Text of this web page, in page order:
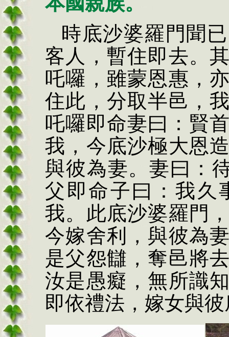
時底沙婆羅門聞
客人，暫住即去。
吒囉，雖蒙恩惠，
住此，分取半邑，
吒囉即命妻曰：賢
我，今底沙極大恩
與彼為妻。妻曰：
父即命子曰：我久
我。此底沙婆羅門
今嫁舍利，與彼為
是父怨讎，奪邑將
汝是愚癡，無所識
即依禮法，嫁女與